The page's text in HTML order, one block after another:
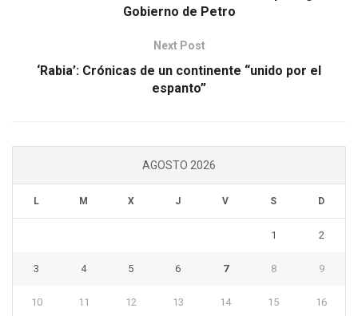
Gobierno de Petro
Next Post
‘Rabia’: Crónicas de un continente “unido por el
espanto”
AGOSTO 2026
L M X J V S D
1 2
3 4 5 6 7 8 9
10 11 12 13 14 15 16